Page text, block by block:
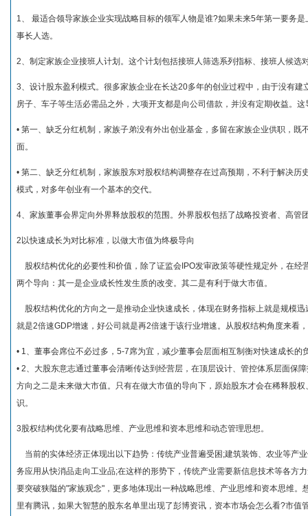
1、 最适合领导家族企业实现战略目标的领军人物是谁?如果未来5年第一要务
事长人选。
2、制定家族企业接班人计划。这个计划包括接班人筛选系列指标、接班人候选
3、设计股东盈利模式。很多家族企业在长达20多年的创业过程中，由于没有
房子、车子等生活必需品之外，大项开支都是向公司借款，并没有定期收益。这
• 第一、缺乏分红机制，家族子弟没有外出创业基金，多留在家族企业供职，
面。
• 第二、缺乏分红机制，家族股东对股权结构调整存在过高预期，不利于解决
模式，对多年创业有一个基本的交代。
4、家族董事会界定向外界释放股权的范围。外界股权包括了战略投资者、高管
2以快速成长为对比标准，以做大市值为终极导向
股权结构优化的必要性和价值，除了证监会IPO发审政策等硬性规定外，在经
两个导向：其一是企业成长性发生质的改变。其二是有利于做大市值。
股权结构优化的方向之一是推动企业快速成长，体现在财务指标上就是规模
就是2倍速GDP增速，好公司就是再2倍速于该行业增速。从股权结构角度来看
• 1、董事会席位不必过多，5-7席为宜，减少董事会层面相互制衡对快速成长的
• 2、大股东意志通过董事会清晰传达到经营层，在顶层设计、管控体系层面保
方向之二是未来做大市值。只有在做大市值的导向下，原始股东才会在稀释股
识。
3股权结构优化要有战略思维、产业思维和资本思维和动态管理思想。
当前的实体经济正体现出以下趋势：传统产业普遍受困;建筑装饰、农业等产
务应用从快消品走向工业品;在这样的形势下，传统产业需要新信息技术等各方
要突破狭隘的"家族观念"，更多地体现出一种战略思维、产业思维和资本思维
里有腾讯，如果大智慧的股东名单里出现了彭博资讯，资本市场会怎么看?市值